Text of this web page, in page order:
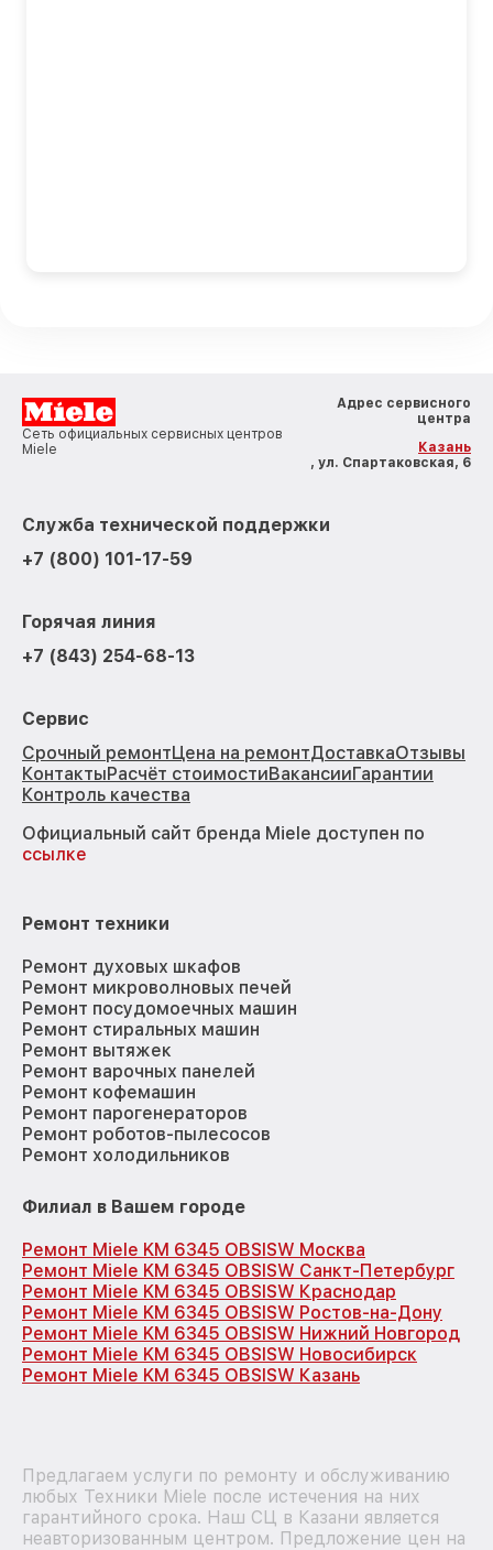
Сеть официальных сервисных центров
Miele
Адрес сервисного
центра
Казань
, ул. Спартаковская, 6
Служба технической поддержки
+7 (800) 101-17-59
Горячая линия
+7 (843) 254-68-13
Сервис
Срочный ремонтЦена на ремонтДоставкаОтзывы
КонтактыРасчёт стоимостиВакансииГарантии
Контроль качества
Официальный сайт бренда Miele доступен по
ссылке
Ремонт техники
Ремонт духовых шкафов
Ремонт микроволновых печей
Ремонт посудомоечных машин
Ремонт стиральных машин
Ремонт вытяжек
Ремонт варочных панелей
Ремонт кофемашин
Ремонт парогенераторов
Ремонт роботов-пылесосов
Ремонт холодильников
Филиал в Вашем городе
Ремонт Miele KM 6345 OBSISW Москва
Ремонт Miele KM 6345 OBSISW Санкт-Петербург
Ремонт Miele KM 6345 OBSISW Краснодар
Ремонт Miele KM 6345 OBSISW Ростов-на-Дону
Ремонт Miele KM 6345 OBSISW Нижний Новгород
Ремонт Miele KM 6345 OBSISW Новосибирск
Ремонт Miele KM 6345 OBSISW Казань
Предлагаем услуги по ремонту и обслуживанию
любых Техники Miele после истечения на них
гарантийного срока. Наш СЦ в Казани является
неавторизованным центром. Предложение цен на